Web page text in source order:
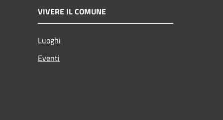
VIVERE IL COMUNE
Luoghi
Eventi